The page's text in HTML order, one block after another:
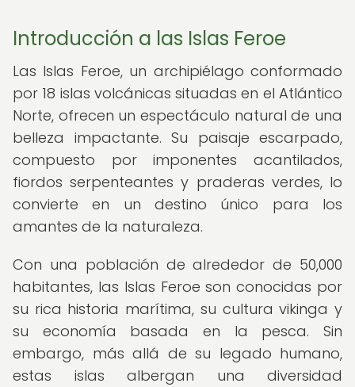
Introducción a las Islas Feroe
Las Islas Feroe, un archipiélago conformado
por 18 islas volcánicas situadas en el Atlántico
Norte, ofrecen un espectáculo natural de una
belleza impactante. Su paisaje escarpado,
compuesto por imponentes acantilados,
fiordos serpenteantes y praderas verdes, lo
convierte en un destino único para los
amantes de la naturaleza.
Con una población de alrededor de 50,000
habitantes, las Islas Feroe son conocidas por
su rica historia marítima, su cultura vikinga y
su economía basada en la pesca. Sin
embargo, más allá de su legado humano,
estas islas albergan una diversidad